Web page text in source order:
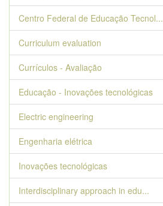
Centro Federal de Educação Tecnol...
Curriculum evaluation
Currículos - Avaliação
Educação - Inovações tecnológicas
Electric engineering
Engenharia elétrica
Inovações tecnológicas
Interdisciplinary approach in edu...